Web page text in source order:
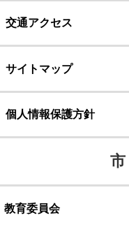
交通アクセス
サイトマップ
個人情報保護方針
教育委員会